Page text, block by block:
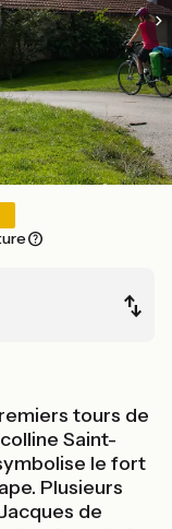
tours de
Saint-
le fort
Plusieurs
de